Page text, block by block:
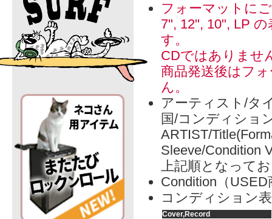
フォーマットに
7", 12", 10", LP
す。
CDではありませ
商品発送後はフ
ん。
アーティスト/タ
国/コンディショ
ARTIST/
Sleeve/Condition
上記順となって
Condition（
コンディション
Cover,Record